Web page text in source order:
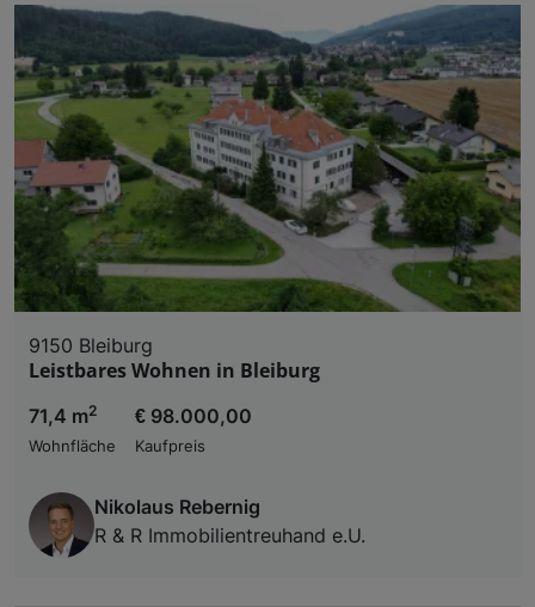
9150 Bleiburg
Leistbares Wohnen in Bleiburg
71,4 m2
Wohnfläche
€ 98.000,00
Kaufpreis
Nikolaus Rebernig
R & R Immobilientreuhand e.U.